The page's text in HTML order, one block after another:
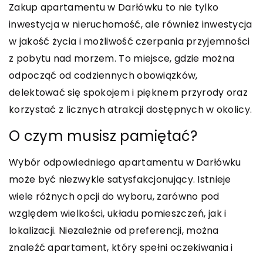
Zakup apartamentu w Darłówku to nie tylko
inwestycja w nieruchomość, ale również inwestycja
w jakość życia i możliwość czerpania przyjemności
z pobytu nad morzem. To miejsce, gdzie można
odpocząć od codziennych obowiązków,
delektować się spokojem i pięknem przyrody oraz
korzystać z licznych atrakcji dostępnych w okolicy.
O czym musisz pamiętać?
Wybór odpowiedniego apartamentu w Darłówku
może być niezwykle satysfakcjonujący. Istnieje
wiele różnych opcji do wyboru, zarówno pod
względem wielkości, układu pomieszczeń, jak i
lokalizacji. Niezależnie od preferencji, można
znaleźć apartament, który spełni oczekiwania i